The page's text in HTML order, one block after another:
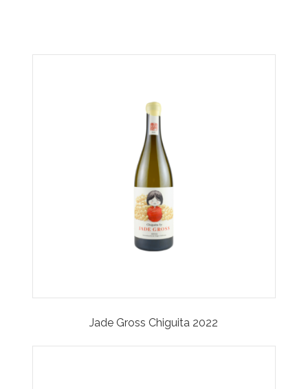
Jade Gross Chiguita 2022